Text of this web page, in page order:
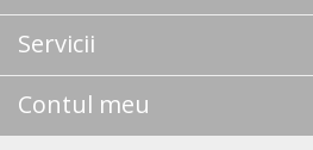
Servicii
Contul meu